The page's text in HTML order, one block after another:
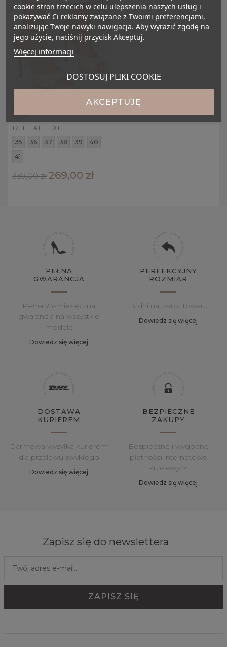
Beżowe klapki na szpilce
121F
121F LATTE 01
35 36 37 38 39
40
41
339,00 zł 269,00 zł
PEŁNA
GWARANCJA
Pełna 24-miesięczna
gwarancja na wszystkie
modele
Dowiedz się więcej
PERFEKCYJNY
ROZMIAR
14 dni na zwrot towaru
Dowiedz się więcej
DOSTAWA
KURIEREM
Darmowa wysyłka kurierem
dla przelewu zwykłego
Dowiedz się więcej
BEZPIECZNE
ZAKUPY
Bezpieczne i wygodne
płatności internetowe
Przelewy24
Dowiedz się więcej
Zapisz się do newslettera
cookie stron trzecich w celu ulepszenia naszych usług i
pokazywać Ci reklamy związane z Twoimi preferencjami,
analizując Twoje nawyki nawigacja. Aby wyrazić zgodę na
jego użycie, naciśnij przycisk Akceptuj.
Więcej informacji
DOSTOSUJ PLIKI COOKIE
AKCEPTUJĘ